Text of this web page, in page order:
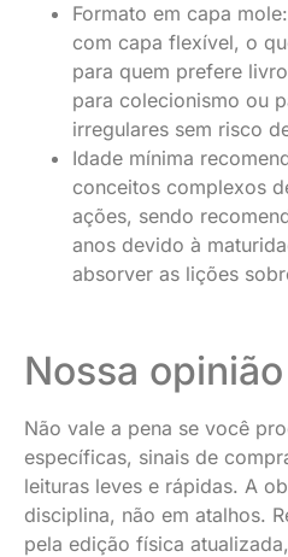
Formato em capa
com capa flexível, o
para quem prefere
para colecionismo ou
irregulares sem risco
Idade mínima
conceitos complexos
ações, sendo
anos devido à
absorver as lições
Nossa opinião
Não vale a pena se você
específicas, sinais de
leituras leves e rápidas. A
disciplina, não em atalhos.
pela edição física